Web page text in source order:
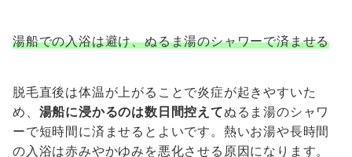
湯船での入浴は避け、ぬるま湯のシャワーで済ませる
脱毛直後は体温が上がることで炎症が起きやすいた
め、 湯船に浸かるのは数日間控えてぬるま湯のシャワ
ーで短時間に済ませるとよいです。熱いお湯や長時間
の入浴は赤みやかゆみを悪化させる原因になります。